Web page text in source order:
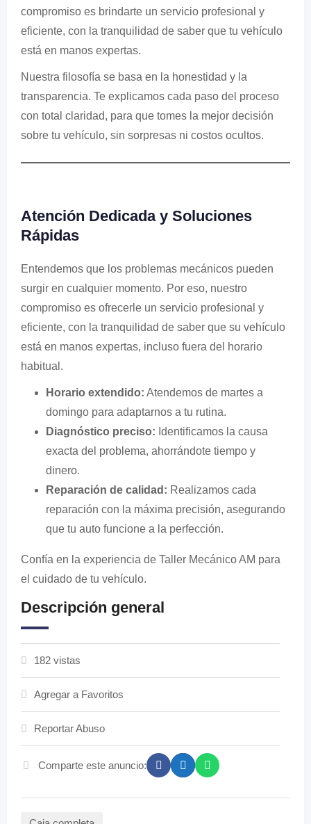
compromiso es brindarte un servicio profesional y
eficiente, con la tranquilidad de saber que tu vehículo
está en manos expertas.
Nuestra filosofía se basa en la honestidad y la
transparencia. Te explicamos cada paso del proceso
con total claridad, para que tomes la mejor decisión
sobre tu vehículo, sin sorpresas ni costos ocultos.
Atención Dedicada y Soluciones
Rápidas
Entendemos que los problemas mecánicos pueden
surgir en cualquier momento. Por eso, nuestro
compromiso es ofrecerle un servicio profesional y
eficiente, con la tranquilidad de saber que su vehículo
está en manos expertas, incluso fuera del horario
habitual.
Horario extendido: Atendemos de martes a
domingo para adaptarnos a tu rutina.
Diagnóstico preciso: Identificamos la causa
exacta del problema, ahorrándote tiempo y
dinero.
Reparación de calidad: Realizamos cada
reparación con la máxima precisión, asegurando
que tu auto funcione a la perfección.
Confía en la experiencia de Taller Mecánico AM para
el cuidado de tu vehículo.
Descripción general
182 vistas
Agregar a Favoritos
Reportar Abuso
Comparte este anuncio: